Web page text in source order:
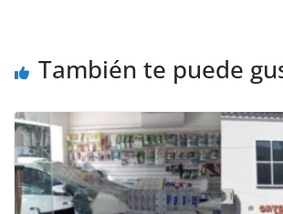
También te puede